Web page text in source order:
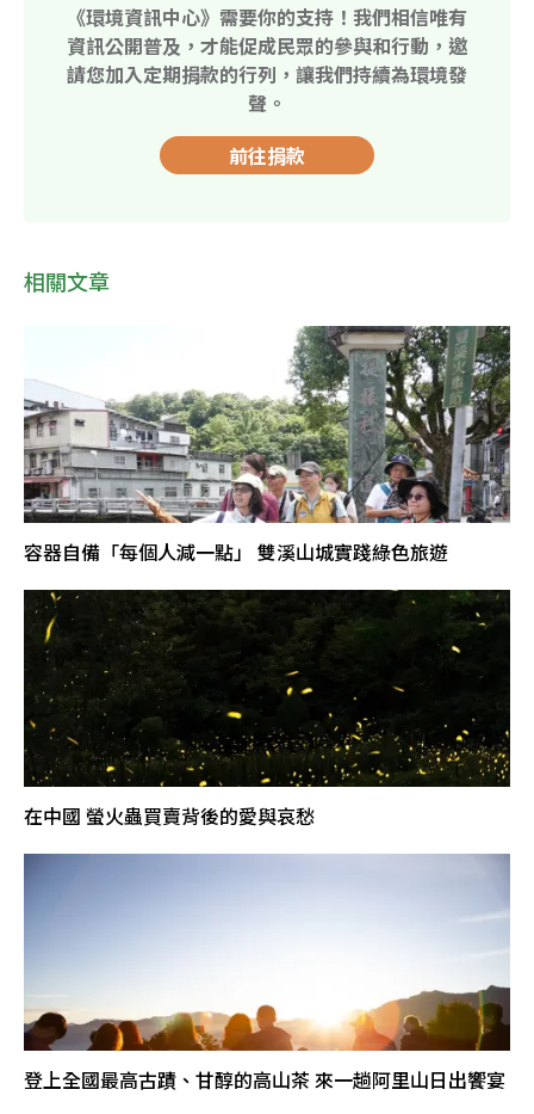
《環境資訊中心》需要你的支持！我們相信唯有
資訊公開普及，才能促成民眾的參與和行動，邀
請您加入定期捐款的行列，讓我們持續為環境發
聲。
前往捐款
相關文章
容器自備「每個人減一點」 雙溪山城實踐綠色旅遊
在中國 螢火蟲買賣背後的愛與哀愁
登上全國最高古蹟、甘醇的高山茶 來一趟阿里山日出饗宴